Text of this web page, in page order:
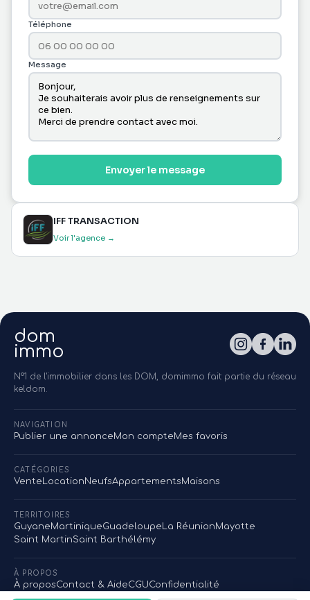
Téléphone
Message
Envoyer le message
IFF TRANSACTION
Voir l'agence →
dom
immo
N°1 de l'immobilier dans les DOM, domimmo fait partie du réseau
keldom.
NAVIGATION
Publier une annonceMon compteMes favoris
CATÉGORIES
Vente LocationNeufsAppartementsMaisons
TERRITOIRES
GuyaneMartiniqueGuadeloupe La RéunionMayotte
Saint MartinSaint Barthélémy
À PROPOS
À proposContact & AideCGUConfidentialité